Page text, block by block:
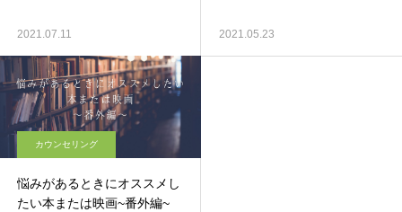
2021.07.11 2021.05.23
カウンセリング
悩みがあるときにオススメし
たい本または映画~番外編~